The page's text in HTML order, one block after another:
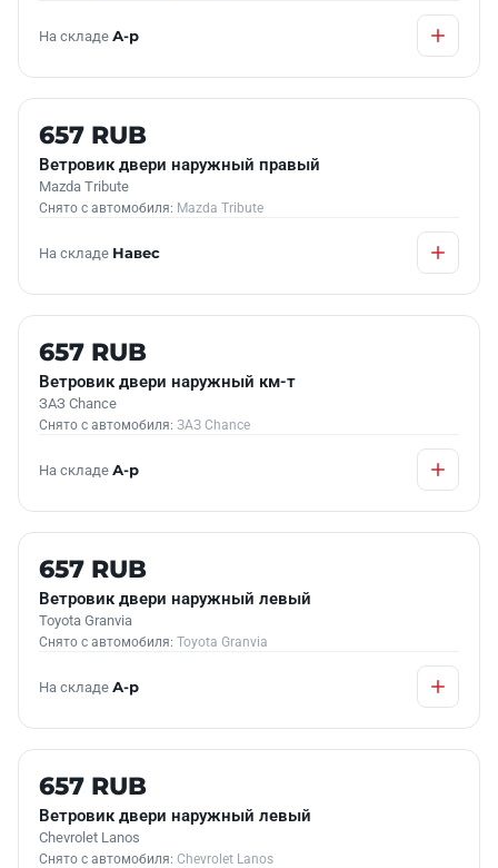
На складе А-р
Б/У В НАЛИЧИИ
657 RUB
Ветровик двери наружный правый
Mazda Tribute
Снято с автомобиля: Mazda Tribute
На складе Навес
Б/У В НАЛИЧИИ
657 RUB
Ветровик двери наружный км-т
ЗАЗ Chance
Снято с автомобиля: ЗАЗ Chance
На складе А-р
Б/У В НАЛИЧИИ
657 RUB
Ветровик двери наружный левый
Toyota Granvia
Снято с автомобиля: Toyota Granvia
На складе А-р
Б/У В НАЛИЧИИ
657 RUB
Ветровик двери наружный левый
Chevrolet Lanos
Снято с автомобиля: Chevrolet Lanos